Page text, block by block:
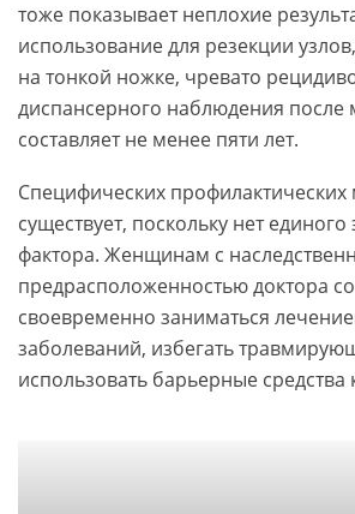
тоже показывает неплохие
использование для резекции
на тонкой ножке, чревато
диспансерного наблюдения после
составляет не менее пяти лет.
Специфических
существует, поскольку нет единого
фактора. Женщинам с
предрасположенностью доктора
своевременно заниматься
заболеваний, избегать
использовать барьерные средства